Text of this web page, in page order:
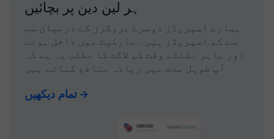
ہر لین دین پر بچائیں
ہمارے اسپریڈز دوسرے بروکرز کے درمیان سب
سے کم اسپریڈز ہیں۔ مارکیٹ میں داخل ہونے
اور باہر نکلتے وقت کم لاگت کا مطلب یہ ہے کہ
آپ طویل مدت میں زیادہ منافع کماتے ہیں
تمام دیکھیں